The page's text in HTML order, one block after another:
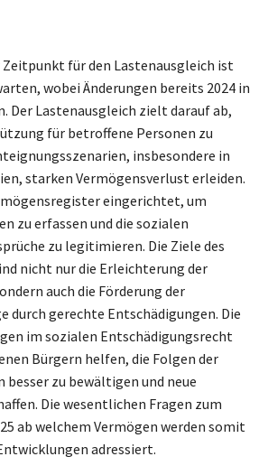
Zeitpunkt für den Lastenausgleich ist
wobei Änderungen bereits 2024 in
Der Lastenausgleich zielt darauf ab,
für betroffene Personen zu
insbesondere in
starken Vermögensverlust erleiden.
eingerichtet, um
zu erfassen und die sozialen
zu legitimieren. Die Ziele des
nicht nur die Erleichterung der
auch die Förderung der
durch gerechte Entschädigungen. Die
im sozialen Entschädigungsrecht
Bürgern helfen, die Folgen der
besser zu bewältigen und neue
Die wesentlichen Fragen zum
ab welchem Vermögen werden somit
adressiert.